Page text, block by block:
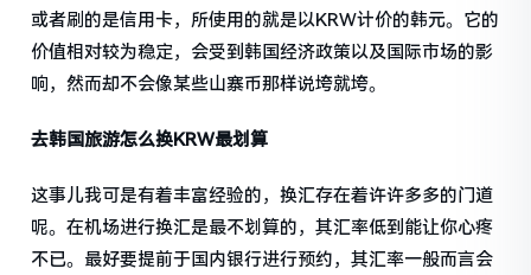
或者刷的是信用卡，所使用的就是以KRW计价的韩元。它的
价值相对较为稳定，会受到韩国经济政策以及国际市场的影
响，然而却不会像某些山寨币那样说垮就垮。
去韩国旅游怎么换KRW最划算
这事儿我可是有着丰富经验的，换汇存在着许许多多的门道
呢。在机场进行换汇是最不划算的，其汇率低到能让你心疼
不已。最好要提前于国内银行进行预约，其汇率一般而言会